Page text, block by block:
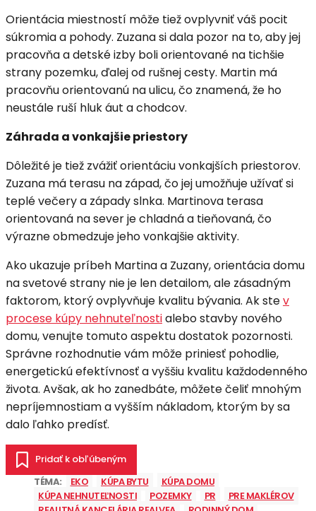
Orientácia miestností môže tiež ovplyvniť váš pocit
súkromia a pohody. Zuzana si dala pozor na to, aby jej
pracovňa a detské izby boli orientované na tichšie
strany pozemku, ďalej od rušnej cesty. Martin má
pracovňu orientovanú na ulicu, čo znamená, že ho
neustále ruší hluk áut a chodcov.
Záhrada a vonkajšie priestory
Dôležité je tiež zvážiť orientáciu vonkajších priestorov.
Zuzana má terasu na západ, čo jej umožňuje užívať si
teplé večery a západy slnka. Martinova terasa
orientovaná na sever je chladná a tieňovaná, čo
výrazne obmedzuje jeho vonkajšie aktivity.
Ako ukazuje príbeh Martina a Zuzany, orientácia domu
na svetové strany nie je len detailom, ale zásadným
faktorom, ktorý ovplyvňuje kvalitu bývania. Ak stev
procese kúpy nehnuteľnostialebo stavby nového
domu, venujte tomuto aspektu dostatok pozornosti.
Správne rozhodnutie vám môže priniesť pohodlie,
energetickú efektívnosť a vyššiu kvalitu každodenného
života. Avšak, ak ho zanedbáte, môžete čeliť mnohým
nepríjemnostiam a vyšším nákladom, ktorým by sa
dalo ľahko predísť.
Pridať k obľúbeným
TÉMA:
EKO KÚPA BYTU
KÚPA DOMU
KÚPA NEHNUTEĽNOSTI
POZEMKY PR
PRE MAKLÉROV